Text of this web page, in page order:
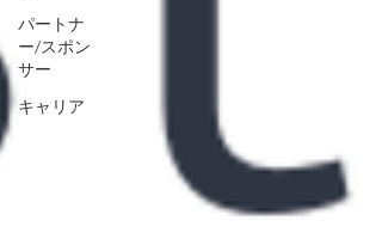
パートナ
ー/スポン
サー
キャリア